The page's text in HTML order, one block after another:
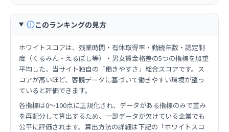
このランキングの見方
ホワイトスコアは、残業時間・有休取得率・勤続年数・認定制
度（くるみん・えるぼし等）・男女賃金格差の5つの指標を加重
平均した、当サイト独自の「働きやすさ」総合スコアです。ス
コアが高いほど、客観データに基づいて働きやすい環境が整っ
ていると評価できます。
各指標は0〜100点に正規化され、データがある指標のみで重み
を再配分して算出するため、一部データが欠けている企業でも
公平に評価されます。算出方法の詳細は下記の「ホワイトスコ